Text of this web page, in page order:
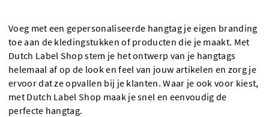
Voeg met een gepersonaliseerde hangtag je eigen branding
toe aan de kledingstukken of producten die je maakt. Met
Dutch Label Shop stem je het ontwerp van je hangtags
helemaal af op de look en feel van jouw artikelen en zorg je
ervoor dat ze opvallen bij je klanten. Waar je ook voor kiest,
met Dutch Label Shop maak je snel en eenvoudig de
perfecte hangtag.